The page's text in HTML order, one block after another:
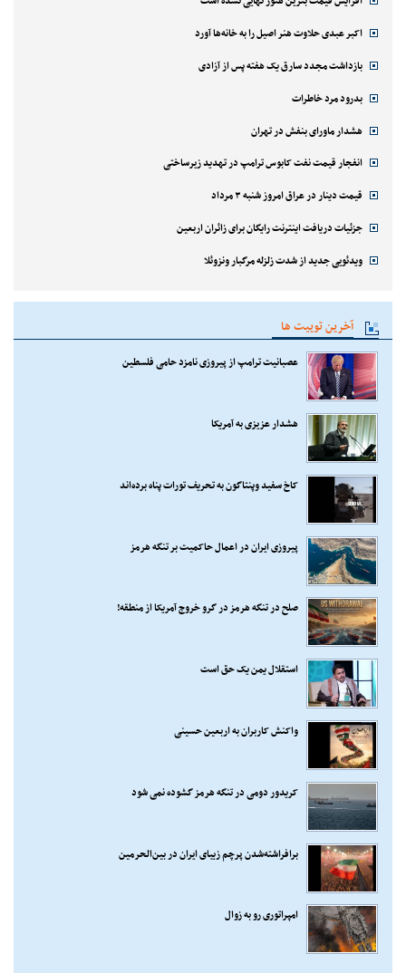
اکبر عبدی حلاوت هنر اصیل را به خانه‌ها آورد
بازداشت مجدد سارق یک هفته پس از آزادی
بدرود مرد خاطرات
هشدار ماورای بنفش در تهران
انفجار قیمت نفت کابوس ترامپ در تهدید زیرساختی
قیمت دینار در عراق امروز شنبه ۳ مرداد
جزئیات دریافت اینترنت رایگان برای زائران اربعین
ویدئویی جدید از شدت زلزله مرگبار ونزوئلا
آخرین توییت ها
عصبانیت ترامپ از پیروزی نامزد حامی فلسطین
هشدار عزیزی به آمریکا
کاخ سفید وپنتاگون به تحریف تورات پناه برده‌اند
پیروزی ایران در اعمال حاکمیت بر تنگه هرمز
صلح در تنگه هرمز در گرو خروج آمریکا از منطقه!
استقلال یمن یک حق است
واکنش کاربران به اربعین حسینی
کریدور دومی در تنگه هرمز گشوده نمی شود
برافراشته‌شدن پرچم زیبای ایران در بین‌الحرمین
امپراتوری رو به زوال